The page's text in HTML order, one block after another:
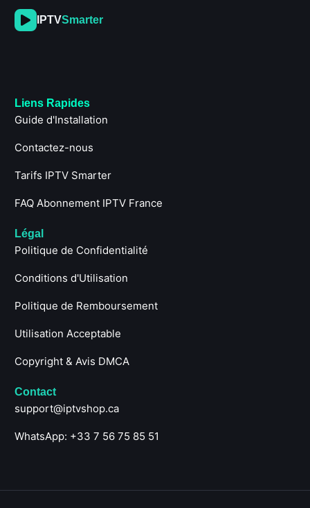
IPTVSmarter
Liens Rapides
Guide d'Installation
Contactez-nous
Tarifs IPTV Smarter
FAQ Abonnement IPTV France
Légal
Politique de Confidentialité
Conditions d'Utilisation
Politique de Remboursement
Utilisation Acceptable
Copyright & Avis DMCA
Contact
support@iptvshop.ca
WhatsApp: +33 7 56 75 85 51